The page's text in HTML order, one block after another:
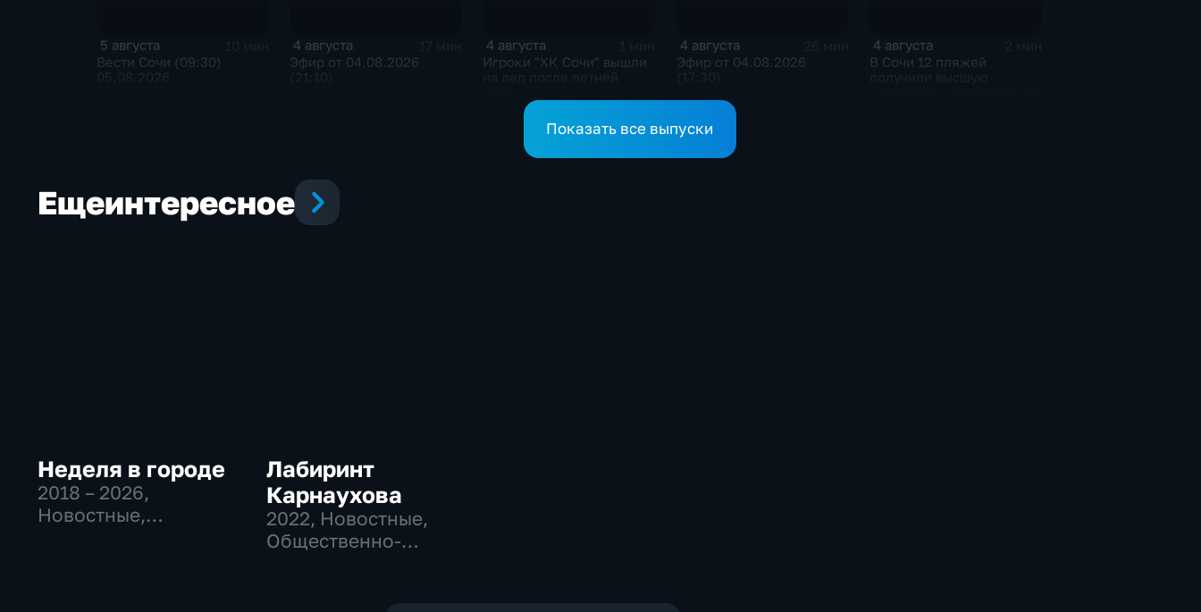
5 августа
Вести Сочи (09:30)
4 августа
Эфир от 04.08.2026
4 августа
Игроки "ХК Сочи" вышли
4 августа
Эфир от 04.08.2026
4 августа
В Сочи 12 пляжей
Показать все выпуски
Ещеинтересное
Неделя в городе
2018 – 2026,
Новостные,
Лабиринт
Карнаухова
2022, Новостные,
Общественно-